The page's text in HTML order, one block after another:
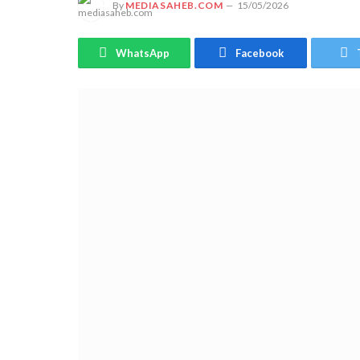
By MEDIASAHEB.COM 15/05/2026
WhatsApp Facebook